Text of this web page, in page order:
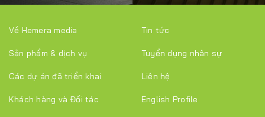
Về Hemera media
Sản phẩm & dịch vụ
Các dự án đã triển khai
Khách hàng và Đối tác
Tin tức
Tuyển dụng nhân sự
Liên hệ
English Profile